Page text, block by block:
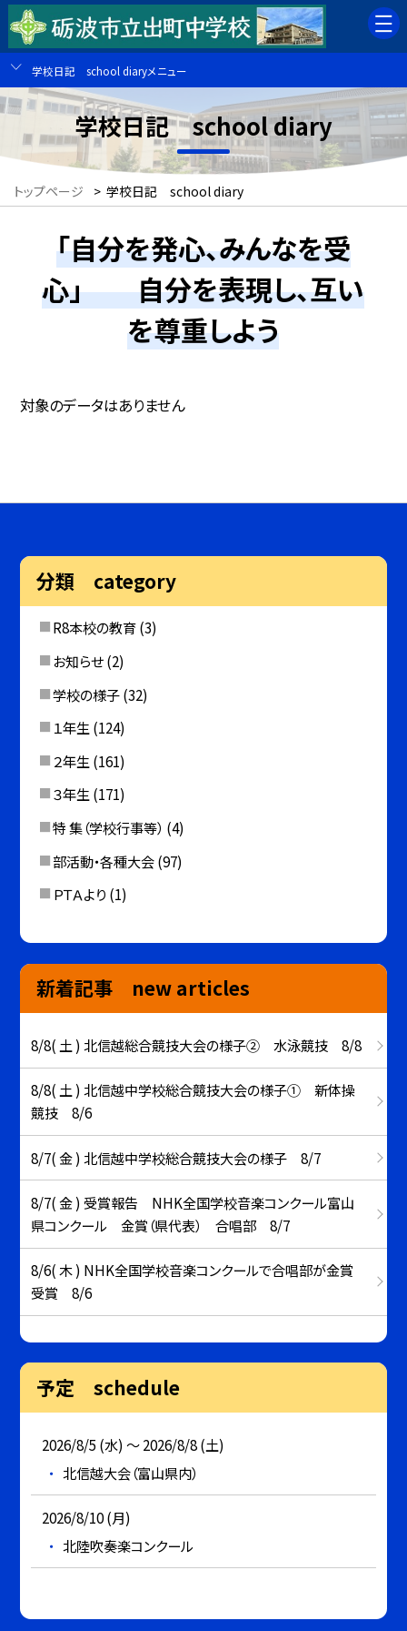
学校日記 school diaryメニュー
学校日記 school diary
トップページ > 学校日記 school diary
「自分を発心、みんなを受
心」 自分を表現し、互い
を尊重しよう
対象のデータはありません
分類 category
R8本校の教育(3)
お知らせ(2)
学校の様子(32)
１年生 (124)
２年生 (161)
３年生(171)
特 集（学校行事等） (4)
部活動・各種大会(97)
ＰＴＡより (1)
新着記事 new articles
8/8( 土 ) 北信越総合競技大会の様子② 水泳競技 8/8
8/8( 土 ) 北信越中学校総合競技大会の様子① 新体操
競技 8/6
8/7( 金 ) 北信越中学校総合競技大会の様子 8/7
8/7( 金 ) 受賞報告 NHK全国学校音楽コンクール富山
県コンクール 金賞（県代表） 合唱部 8/7
8/6( 木 ) NHK全国学校音楽コンクールで合唱部が金賞
受賞 8/6
予定 schedule
2026/8/5 (水) ～ 2026/8/8 (土)
北信越大会（富山県内）
2026/8/10 (月)
北陸吹奏楽コンクール